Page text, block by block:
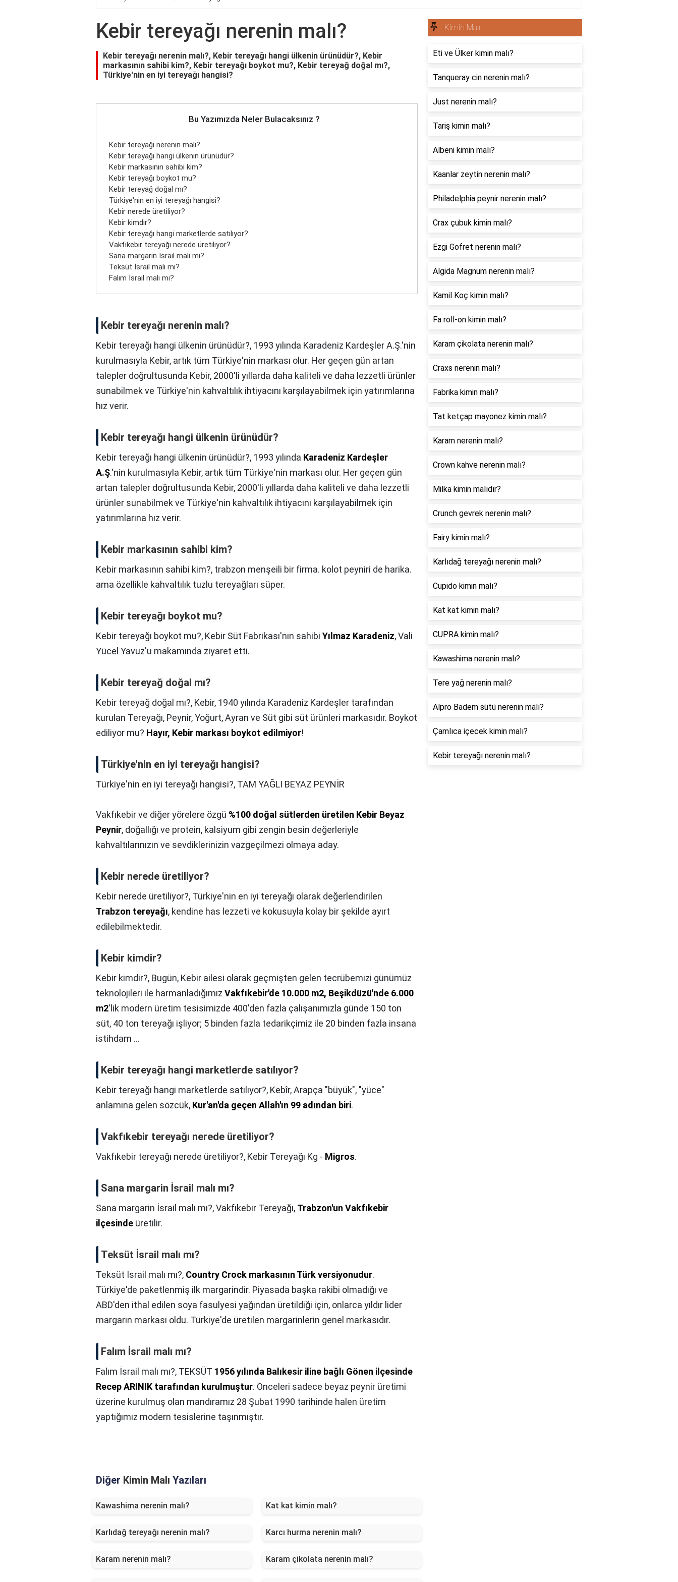
Kebir tereyağı nerenin malı?
Kebir tereyağı nerenin malı?, Kebir tereyağı hangi ülkenin ürünüdür?, Kebir
markasının sahibi kim?, Kebir tereyağı boykot mu?, Kebir tereyağ doğal mı?,
Türkiye'nin en iyi tereyağı hangisi?
Bu Yazımızda Neler Bulacaksınız ?
Kebir tereyağı nerenin malı?
Kebir tereyağı hangi ülkenin ürünüdür?
Kebir markasının sahibi kim?
Kebir tereyağı boykot mu?
Kebir tereyağ doğal mı?
Türkiye'nin en iyi tereyağı hangisi?
Kebir nerede üretiliyor?
Kebir kimdir?
Kebir tereyağı hangi marketlerde satılıyor?
Vakfıkebir tereyağı nerede üretiliyor?
Sana margarin İsrail malı mı?
Teksüt İsrail malı mı?
Falım İsrail malı mı?
Kebir tereyağı nerenin malı?
Kebir tereyağı hangi ülkenin ürünüdür?, 1993 yılında Karadeniz Kardeşler A.Ş.'nin
kurulmasıyla Kebir, artık tüm Türkiye'nin markası olur. Her geçen gün artan
talepler doğrultusunda Kebir, 2000'li yıllarda daha kaliteli ve daha lezzetli ürünler
sunabilmek ve Türkiye'nin kahvaltılık ihtiyacını karşılayabilmek için yatırımlarına
hız verir.
Kebir tereyağı hangi ülkenin ürünüdür?
Kebir tereyağı hangi ülkenin ürünüdür?, 1993 yılında Karadeniz Kardeşler
A.Ş.'nin kurulmasıyla Kebir, artık tüm Türkiye'nin markası olur. Her geçen gün
artan talepler doğrultusunda Kebir, 2000'li yıllarda daha kaliteli ve daha lezzetli
ürünler sunabilmek ve Türkiye'nin kahvaltılık ihtiyacını karşılayabilmek için
yatırımlarına hız verir.
Kebir markasının sahibi kim?
Kebir markasının sahibi kim?, trabzon menşeili bir firma. kolot peyniri de harika.
ama özellikle kahvaltılık tuzlu tereyağları süper.
Kebir tereyağı boykot mu?
Kebir tereyağı boykot mu?, Kebir Süt Fabrikası'nın sahibi Yılmaz Karadeniz, Vali
Yücel Yavuz'u makamında ziyaret etti.
Kebir tereyağ doğal mı?
Kebir tereyağ doğal mı?, Kebir, 1940 yılında Karadeniz Kardeşler tarafından
kurulan Tereyağı, Peynir, Yoğurt, Ayran ve Süt gibi süt ürünleri markasıdır. Boykot
ediliyor mu? Hayır, Kebir markası boykot edilmiyor!
Türkiye'nin en iyi tereyağı hangisi?
Türkiye'nin en iyi tereyağı hangisi?, TAM YAĞLI BEYAZ PEYNİR
Vakfıkebir ve diğer yörelere özgü %100 doğal sütlerden üretilen Kebir Beyaz
Peynir, doğallığı ve protein, kalsiyum gibi zengin besin değerleriyle
kahvaltılarınızın ve sevdiklerinizin vazgeçilmezi olmaya aday.
Kebir nerede üretiliyor?
Kebir nerede üretiliyor?, Türkiye'nin en iyi tereyağı olarak değerlendirilen
Trabzon tereyağı, kendine has lezzeti ve kokusuyla kolay bir şekilde ayırt
edilebilmektedir.
Kebir kimdir?
Kebir kimdir?, Bugün, Kebir ailesi olarak geçmişten gelen tecrübemizi günümüz
teknolojileri ile harmanladığımız Vakfıkebir'de 10.000 m2, Beşikdüzü'nde 6.000
m2'lik modern üretim tesisimizde 400'den fazla çalışanımızla günde 150 ton
süt, 40 ton tereyağı işliyor; 5 binden fazla tedarikçimiz ile 20 binden fazla insana
istihdam ...
Kebir tereyağı hangi marketlerde satılıyor?
Kebir tereyağı hangi marketlerde satılıyor?, Kebîr, Arapça "büyük", "yüce"
anlamına gelen sözcük, Kur'an'da geçen Allah'ın 99 adından biri.
Vakfıkebir tereyağı nerede üretiliyor?
Vakfıkebir tereyağı nerede üretiliyor?, Kebir Tereyağı Kg - Migros.
Sana margarin İsrail malı mı?
Sana margarin İsrail malı mı?,Vakfıkebir Tereyağı, Trabzon'un Vakfıkebir
ilçesinde üretilir.
Teksüt İsrail malı mı?
Teksüt İsrail malı mı?, Country Crock markasının Türk versiyonudur.
Türkiye'de paketlenmiş ilk margarindir. Piyasada başka rakibi olmadığı ve
ABD'den ithal edilen soya fasulyesi yağından üretildiği için, onlarca yıldır lider
margarin markası oldu. Türkiye'de üretilen margarinlerin genel markasıdır.
Falım İsrail malı mı?
Falım İsrail malı mı?, TEKSÜT 1956 yılında Balıkesir iline bağlı Gönen ilçesinde
Recep ARINIK tarafından kurulmuştur. Önceleri sadece beyaz peynir üretimi
üzerine kurulmuş olan mandıramız 28 Şubat 1990 tarihinde halen üretim
yaptığımız modern tesislerine taşınmıştır.
Diğer Kimin Malı Yazıları
Kawashima nerenin malı? Kat kat kimin malı?
Karlıdağ tereyağı nerenin malı? Karcı hurma nerenin malı?
Karam nerenin malı? Karam çikolata nerenin malı?
Kimin Malı
Eti ve Ülker kimin malı?
Tanqueray cin nerenin malı?
Just nerenin malı?
Tariş kimin malı?
Albeni kimin malı?
Kaanlar zeytin nerenin malı?
Philadelphia peynir nerenin malı?
Crax çubuk kimin malı?
Ezgi Gofret nerenin malı?
Algida Magnum nerenin malı?
Kamil Koç kimin malı?
Fa roll-on kimin malı?
Karam çikolata nerenin malı?
Craxs nerenin malı?
Fabrika kimin malı?
Tat ketçap mayonez kimin malı?
Karam nerenin malı?
Crown kahve nerenin malı?
Milka kimin malıdır?
Crunch gevrek nerenin malı?
Fairy kimin malı?
Karlıdağ tereyağı nerenin malı?
Cupido kimin malı?
Kat kat kimin malı?
CUPRA kimin malı?
Kawashima nerenin malı?
Tere yağ nerenin malı?
Alpro Badem sütü nerenin malı?
Çamlıca içecek kimin malı?
Kebir tereyağı nerenin malı?